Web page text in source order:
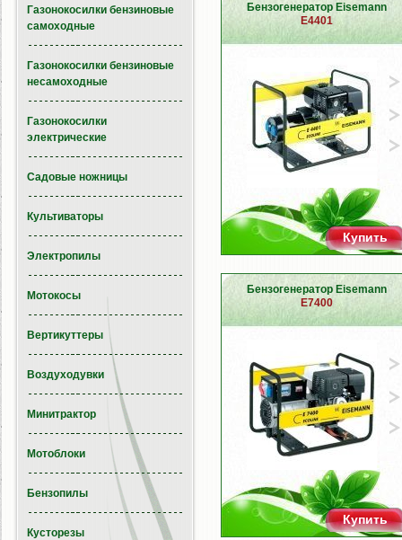
Бензогенератор Eisemann
E4401
Купить
Бензогенератор Eisemann
E7400
Купить
Газонокосилки бензиновые
самоходные
Газонокосилки бензиновые
несамоходные
Газонокосилки
электрические
Садовые ножницы
Культиваторы
Электропилы
Мотокосы
Вертикуттеры
Воздуходувки
Минитрактор
Мотоблоки
Бензопилы
Кусторезы